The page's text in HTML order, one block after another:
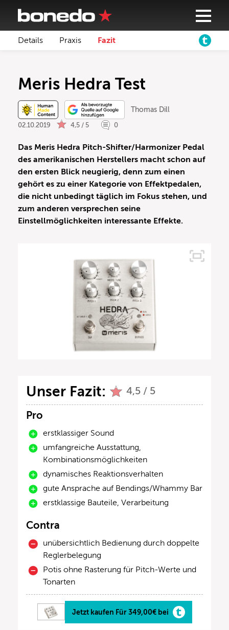
Details Praxis Fazit
Meris Hedra Test
Thomas Dill
02.10.2019 4,5 / 5 0
Das Meris Hedra Pitch-Shifter/Harmonizer Pedal
des amerikanischen Herstellers macht schon auf
den ersten Blick neugierig, denn zum einen
gehört es zu einer Kategorie von Effektpedalen,
die nicht unbedingt täglich im Fokus stehen, und
zum anderen versprechen seine
Einstellmöglichkeiten interessante Effekte.
Unser Fazit: 4,5 / 5
Pro
erstklassiger Sound
umfangreiche Ausstattung,
Kombinationsmöglichkeiten
dynamisches Reaktionsverhalten
gute Ansprache auf Bendings/Whammy Bar
erstklassige Bauteile, Verarbeitung
Contra
unübersichtlich Bedienung durch doppelte
Reglerbelegung
Potis ohne Rasterung für Pitch-Werte und
Tonarten
Jetzt kaufen Für 349,00€ bei